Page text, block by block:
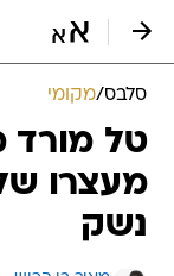
סלבס/מקומי
טל מורד
מעצרו
נשק